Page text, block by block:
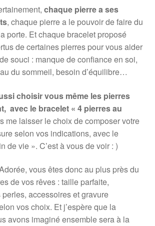
chaque pierre a ses
, chaque pierre a le pouvoir de faire du
porte. Et chaque bracelet proposé
de certaines pierres pour vous aider
souci : manque de confiance en soi,
du sommeil, besoin d’équilibre…
choisir vous même les pierres
avec le bracelet « 4 pierres au
me laisser le choix de composer votre
selon vos indications, avec le
de vie ». C’est à vous de voir : )
vous êtes donc au plus près du
de vos rêves : taille parfaite,
accessoires et gravure
vos choix. Et j’espère que la
avons imaginé ensemble sera à la